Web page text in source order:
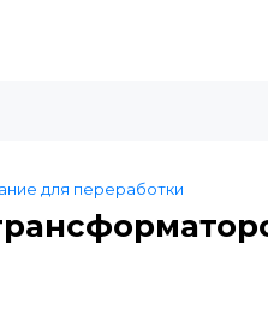
для переработки